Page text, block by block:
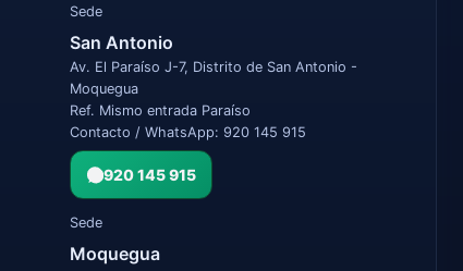
Sede
San Antonio
Av. El Paraíso J-7, Distrito de San Antonio -
Moquegua
Ref. Mismo entrada Paraíso
Contacto / WhatsApp: 920 145 915
920 145 915
Sede
Moquegua